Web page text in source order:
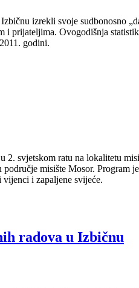
izrekli svoje sudbonosno
i prijateljima. Ovogodišnja
godini.
2. svjetskom ratu na lokalitetu
misište Mosor. Program
vijenci i zapaljene svijeće.
radova u Izbičnu